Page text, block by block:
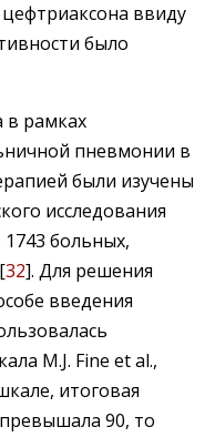
ввиду
было
в рамках
пневмонии в
были изучены
исследования
больных,
32]. Для решения
введения
M.J. Fine et al.,
итоговая
90, то